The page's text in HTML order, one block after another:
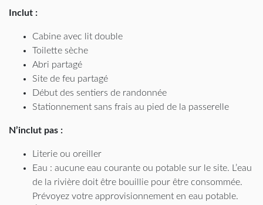
Inclut :
Cabine avec lit double
Toilette sèche
Abri partagé
Site de feu partagé
Début des sentiers de randonnée
Stationnement sans frais au pied de la passerelle
N’inclut pas :
Literie ou oreiller
Eau : aucune eau courante ou potable sur le site. L’eau
de la rivière doit être bouillie pour être consommée.
Prévoyez votre approvisionnement en eau potable.